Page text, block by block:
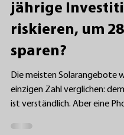
Würden Sie eine
jährige
riskieren, um
sparen?
Die meisten Solarangebote
einzigen Zahl verglichen:
ist verständlich. Aber eine